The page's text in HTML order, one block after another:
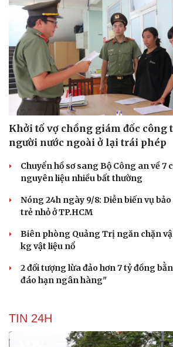
Khởi tố vợ chồng giám đốc công
người nước ngoài ở lại trái phép
Chuyển hồ sơ sang Bộ Công an về 7
nguyên liệu nhiều bất thường
Nóng 24h ngày 9/8: Diễn biến vụ
trẻ nhỏ ở TP.HCM
Biên phòng Quảng Trị ngăn chặn
kg vật liệu nổ
2 đối tượng lừa đảo hơn 7 tỷ đồng
đáo hạn ngân hàng"
TIN 24H